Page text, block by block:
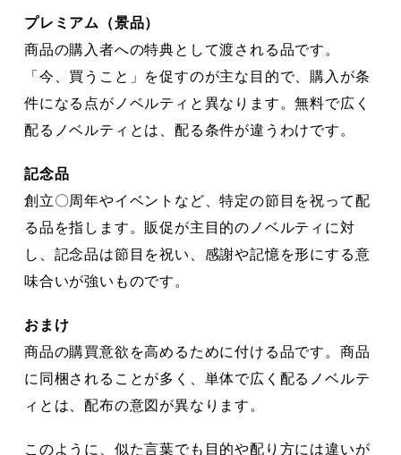
プレミアム（景品）
商品の購入者への特典として渡される品です。
「今、買うこと」を促すのが主な目的で、購入が条
件になる点がノベルティと異なります。無料で広く
配るノベルティとは、配る条件が違うわけです。
記念品
創立〇周年やイベントなど、特定の節目を祝って配
る品を指します。販促が主目的のノベルティに対
し、記念品は節目を祝い、感謝や記憶を形にする意
味合いが強いものです。
おまけ
商品の購買意欲を高めるために付ける品です。商品
に同梱されることが多く、単体で広く配るノベルテ
ィとは、配布の意図が異なります。
このように、似た言葉でも目的や配り方には違いが